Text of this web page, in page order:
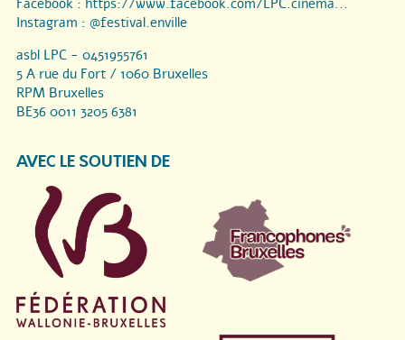
Instagram : @festival.enville
asbl LPC - 0451955761
5 A rue du Fort / 1060 Bruxelles
RPM Bruxelles
BE36 0011 3205 6381
AVEC LE SOUTIEN DE